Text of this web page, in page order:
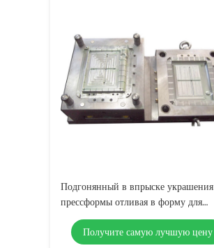
Подгонянный в впрыске украшения
прессформы отливая в форму для
прибора семьи
Получите самую лучшую цену